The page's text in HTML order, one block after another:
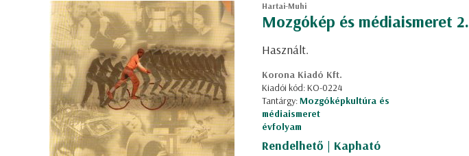
Hartai-Muhi
Mozgókép és médiaismeret 2.
Használt.
Korona Kiadó Kft.
Kiadói kód: KO-0224
Tantárgy:Mozgóképkultúra és
médiaismeret
évfolyam
Rendelhető | Kapható